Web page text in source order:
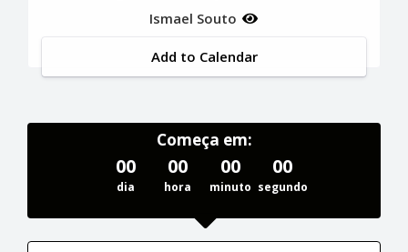
Ismael Souto
Add to Calendar
Começa em:
00
dia
00
hora
00
minuto
00
segundo